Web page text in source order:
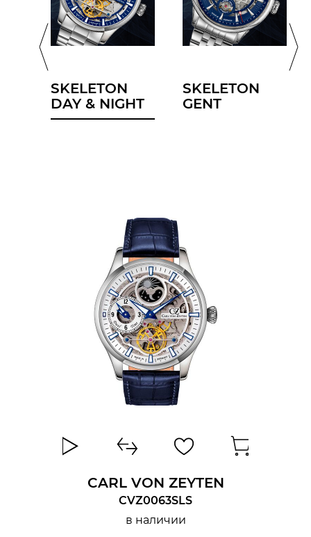
БРАСЛЕТ/РЕМЕНЬ
ФУНКЦИИ
SKELETON
DAY & NIGHT
SKELETON
GENT
CARL VON ZEYTEN
CVZ0063SLS
в наличии